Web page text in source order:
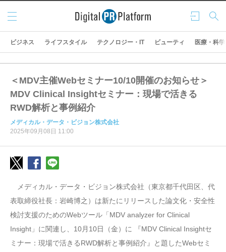
ログ
イン
検索
メニ
ュー
ビジネス ライフスタイル テクノロジー・IT ビューティ 医療・科学
＜MDV主催Webセミナー10/10開催のお知らせ＞
MDV Clinical Insightセミナー：現場で活きる
RWD解析と事例紹介
メディカル・データ・ビジョン株式会社
2025年09月08日 11:00
メディカル・データ・ビジョン株式会社（東京都千代田区、代
表取締役社長：岩崎博之）は新たにリリースした論文化・安全性
検討支援のためのWebツール「MDV analyzer for Clinical
Insight」に関連し、10月10日（金）に 『MDV Clinical Insightセ
ミナー：現場で活きるRWD解析と事例紹介』と題したWebセミ